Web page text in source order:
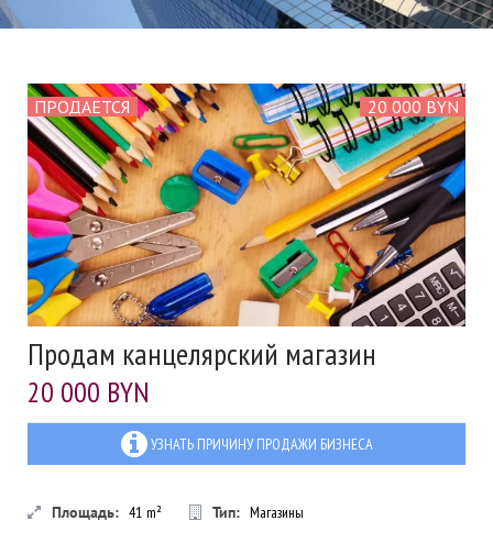
ПРОДАЕТСЯ 20 000 BYN
Продам канцелярский магазин
20 000 BYN
УЗНАТЬ ПРИЧИНУ ПРОДАЖИ БИЗНЕСА
Площадь: 41 m² Тип: Магазины